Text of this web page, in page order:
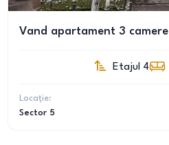
Vand apartament 3 camere
Etajul 4
Locație:
Sector 5